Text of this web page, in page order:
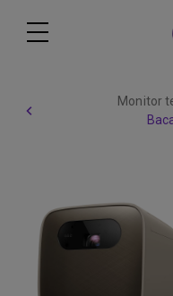
Monitor